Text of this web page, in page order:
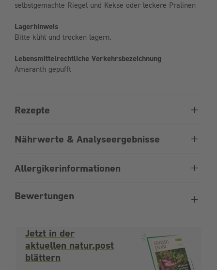
selbstgemachte Riegel und Kekse oder leckere Pralinen
Lagerhinweis
Bitte kühl und trocken lagern.
Lebensmittelrechtliche Verkehrsbezeichnung
Amaranth gepufft
Rezepte
Nährwerte & Analyseergebnisse
Allergikerinformationen
Bewertungen
Jetzt in der
aktuellen natur.post
blättern